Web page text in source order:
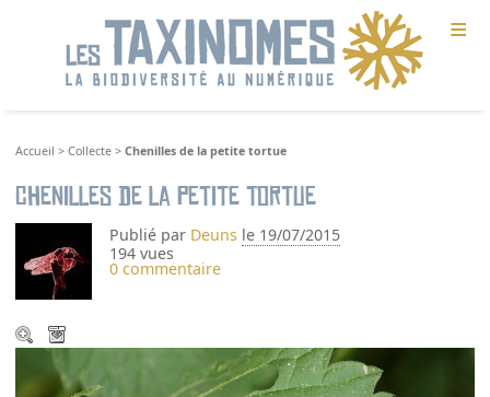
≡
Accueil >Collecte >Chenilles de la petite tortue
Chenilles de la petite tortue
Publié par Deuns le 19/07/2015
194 vues
0 commentaire